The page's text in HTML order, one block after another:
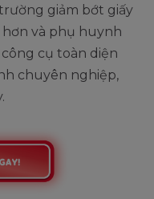
giảm bớt giấy
hơn và phụ huynh
cụ toàn diện
chuyên nghiệp,